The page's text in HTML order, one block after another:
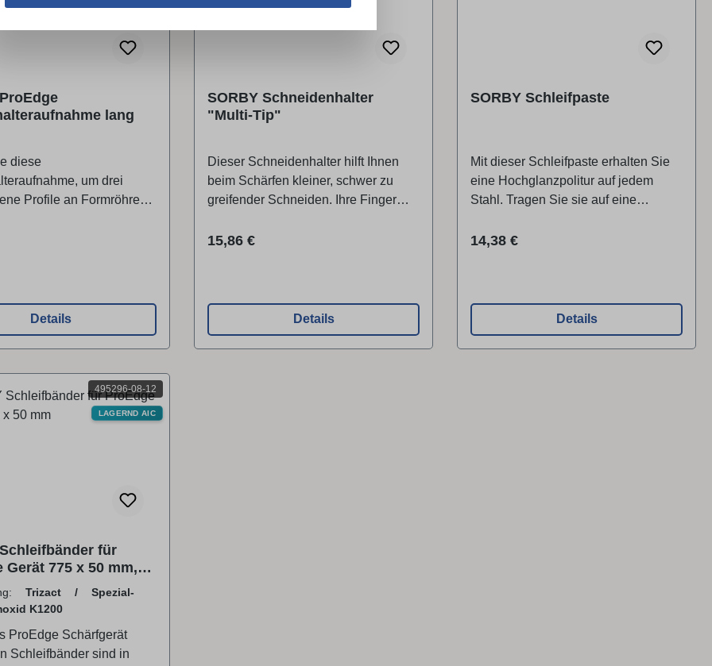
lang
diese
um drei
Profile an Formröhren
nachdem, in welches
Schliff oder einen
Lieferumfang 1 x
lang
Preis:
Details
SORBY Schneidenhalter
"Multi-Tip"
Dieser Schneidenhalter hilft Ihnen
beim Schärfen kleiner, schwer zu
greifender Schneiden. Ihre Finger
Schärfeinrichtung. Lieferumfang 1 x
Regulärer Preis:
15,86 €
Details
SORBY Schleifpaste
Mit dieser Schleifpaste erhalten Sie
eine Hochglanzpolitur auf jedem
Stahl. Tragen Sie sie auf eine
Abziehscheibe (DRWPEBOND) auf.
Regulärer Preis:
14,38 €
Details
495296-08-12
LAGERND AIC
für
Gerät 775 x 50 mm,
K1200
Trizact / Spezial-
K1200
ProEdge Schärfgerät
Schleifbänder sind in